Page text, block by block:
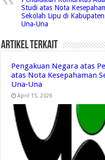
Studi atas Nota
Sekolah Lipu di
Una‑Una
Artikel Terkait
Pengakuan Negara atas
atas Nota Kesepahaman
Una‑Una
April 15, 2026